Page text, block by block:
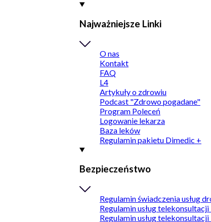
Najważniejsze Linki
O nas
Kontakt
FAQ
L4
Artykuły o zdrowiu
Podcast "Zdrowo pogadane"
Program Poleceń
Logowanie lekarza
Baza leków
Regulamin pakietu Dimedic +
Bezpieczeństwo
Regulamin świadczenia usług
Regulamin usług
Regulamin usług